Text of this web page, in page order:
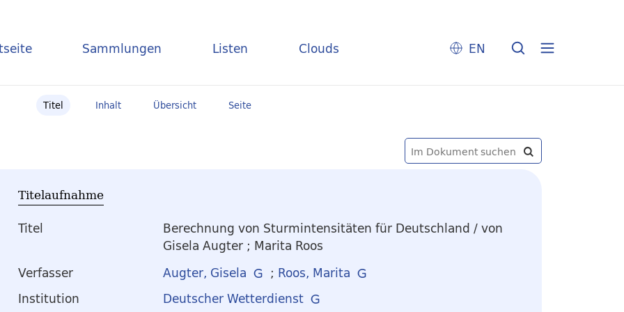
Sammlungen Listen Clouds EN
Titel Inhalt Übersicht Seite
Titelaufnahme
Titel Berechnung von Sturmintensitäten für Deutschland / von
Gisela Augter ; Marita Roos
Verfasser
Augter, Gisela ; Roos, Marita
Institution
Deutscher Wetterdienst